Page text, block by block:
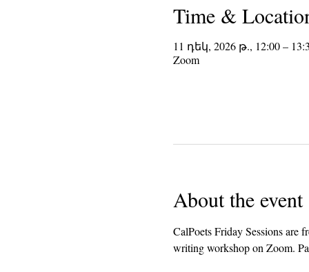
Time &
11 դեկ, 2026 թ., 12:00 –
Zoom
About the event
CalPoets Friday Sessions are
writing workshop on Zoom.